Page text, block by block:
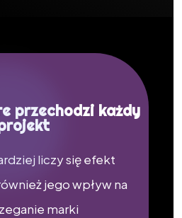
przechodzi każdy
liczy się efekt
jego wpływ na
marki